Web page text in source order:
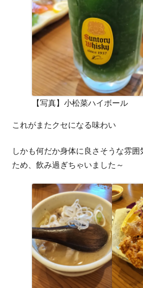
【写真】小松菜ハイボール
これがまたクセになる味わい
しかも何だか身体に良さそうな雰
ため、飲み過ぎちゃいました～